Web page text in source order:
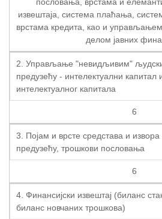
пословања, врстама и
извештаја, система плаћања,
врстама кредита, као и
делом јавних
2. Управљање "невидљивим"
предузећу - интелектуални
интелектуалног капитала
6
3. Појам и врсте средстава и извора
предузећу, трошкови пословања
6
4. Финансијски извештај (биланс
биланс новчаних трошкова)